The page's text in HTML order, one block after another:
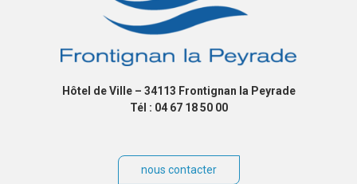
Hôtel de Ville – 34113 Frontignan la Peyrade
Tél : 04 67 18 50 00
nous contacter